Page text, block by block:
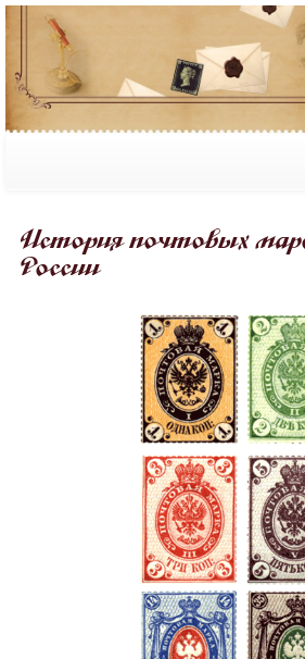
История почтовых
России